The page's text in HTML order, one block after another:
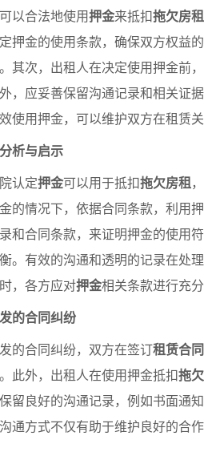
可以合法地使用押金来抵扣拖欠房租
押金的使用条款，确保双方权益
其次，出租人在决定使用押金前
，应妥善保留沟通记录和相关证
使用押金，可以维护双方在租赁
析与启示
认定押金可以用于抵扣拖欠房租
的情况下，依据合同条款，利用
和合同条款，来证明押金的使用
。有效的沟通和透明的记录在处
时，各方应对押金相关条款进行充
的合同纠纷
的合同纠纷，双方在签订租赁合同
此外，出租人在使用押金抵扣拖
留良好的沟通记录，例如书面通
通方式不仅有助于维护良好的合